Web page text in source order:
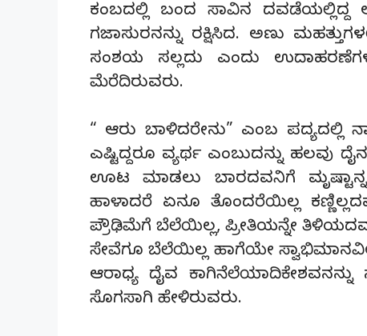
ಕಂಬದಲ್ಲಿ ಬಂದ ಸಾವಿನ
ಗಜಾಸುರನನ್ನು ರಕ್ಷಿಸಿದ. ಅಣು
ಸಂಶಯ ಸಲ್ಲದು ಎಂದು
ಮೆರೆದಿರುವರು.
“ ಆರು ಬಾಳಿದರೇನು” ಎಂಬ ಪದ್ಯದಲ್ಲಿ
ಎಷ್ಟಿದ್ದರೂ ವ್ಯರ್ಥ ಎಂಬುದನ್ನು ಹಲವು
ಊಟ ಮಾಡಲು ಬಾರದವನಿಗೆ
ಹಾಳಾದರೆ ಏನೂ ತೊಂದರೆಯಿಲ್ಲ
ಪ್ರೌಢಿಮೆಗೆ ಬೆಲೆಯಿಲ್ಲ, ಪ್ರೀತಿಯನ್ನೇ
ಸೇವೆಗೂ ಬೆಲೆಯಿಲ್ಲ ಹಾಗೆಯೇ
ಆರಾಧ್ಯ ದೈವ
ಸೊಗಸಾಗಿ ಹೇಳಿರುವರು.